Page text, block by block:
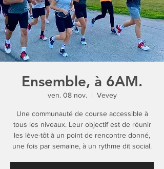
Ensemble, à 6AM.
ven. 08 nov.
  |
Vevey
Une communauté de course accessible à
tous les niveaux. Leur objectif est de réunir
les lève-tôt à un point de rencontre donné,
une fois par semaine, à un rythme dit social.